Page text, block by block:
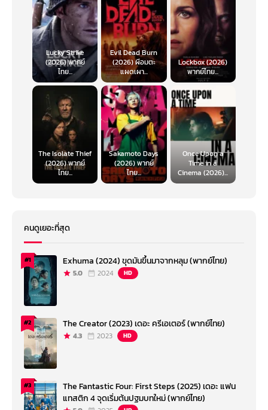
Lucky Strike
(2026) พากย์
ไทย...
Evil Dead Burn
(2026) ผีอมตะ
แผดเผา...
Lockbox (2026)
พากย์ไทย...
The Isolate Thief
(2026) พากย์
ไทย...
Sakamoto Days
(2026) พากย์
ไทย...
Once Upon a
Time in a
Cinema (2026)...
คนดูเยอะที่สุด
#1 Exhuma (2024) ขุดมันขึ้นมาจากหลุม (พากย์ไทย)
5.0 2024 HD
#2 The Creator (2023) เดอะ ครีเอเตอร์ (พากย์ไทย)
4.3 2023 HD
#3
The Fantastic Four: First Steps (2025) เดอะ แฟน
แทสติก 4 จุดเริ่มต้นปฐมบทใหม่ (พากย์ไทย)